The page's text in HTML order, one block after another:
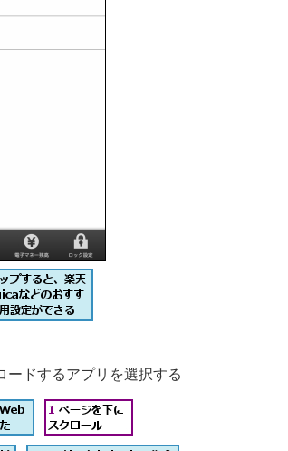
ードするアプリを選択する